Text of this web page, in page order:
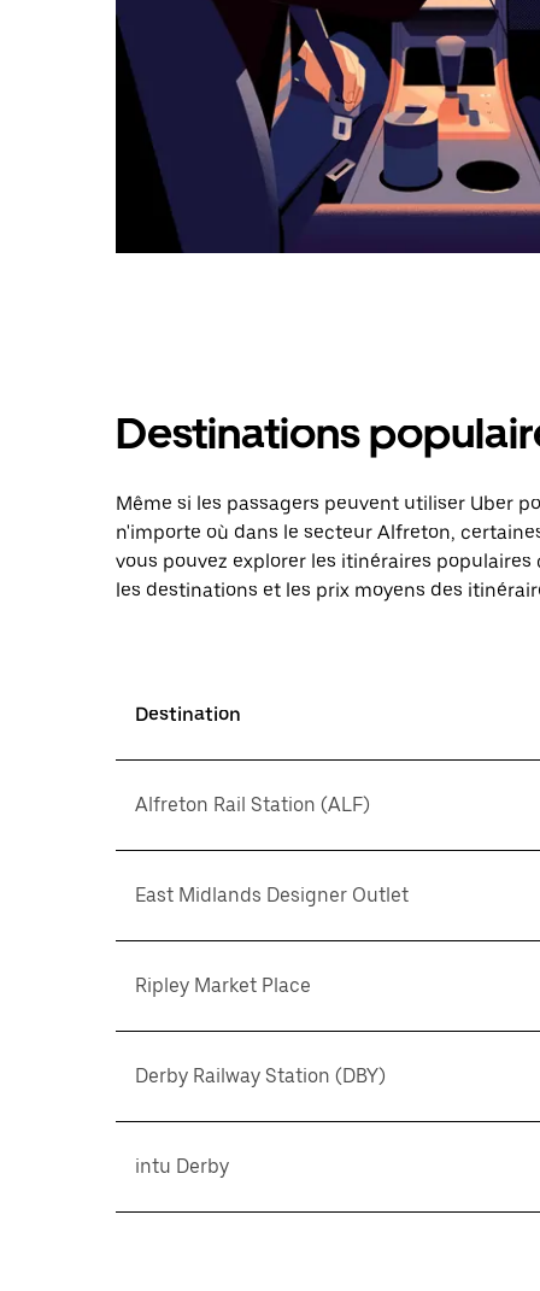
Destinations
Même si les passagers peuvent utiliser Uber
n'importe où dans le secteur Alfreton,
vous pouvez explorer les itinéraires
les destinations et les prix moyens des
Destination
Alfreton Rail Station (ALF)
East Midlands Designer Outlet
Ripley Market Place
Derby Railway Station (DBY)
intu Derby